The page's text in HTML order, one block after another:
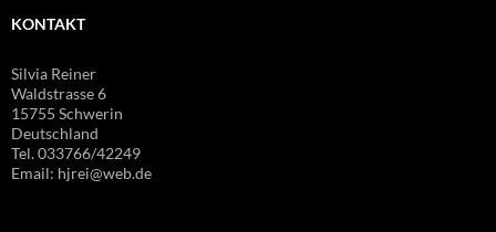
KONTAKT
Silvia Reiner
Waldstrasse 6
15755 Schwerin
Deutschland
Tel. 033766/42249
Email: hjrei@web.de